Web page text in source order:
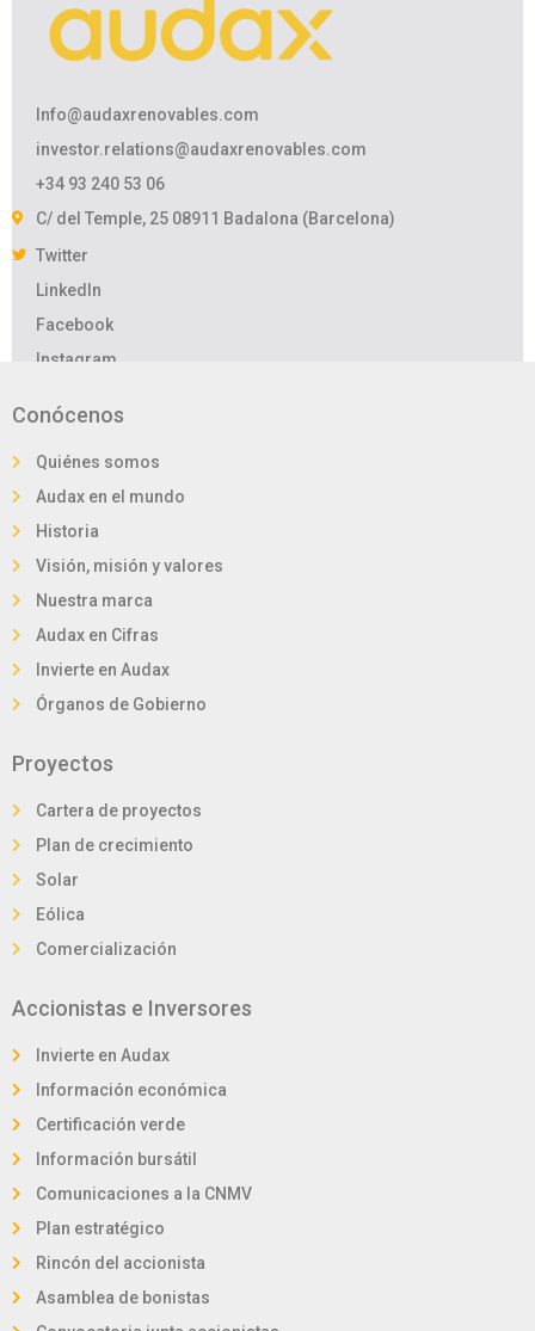
Info@audaxrenovables.com
investor.relations@audaxrenovables.com
+34 93 240 53 06
C/ del Temple, 25 08911 Badalona (Barcelona)
Twitter
LinkedIn
Facebook
Instagram
Conócenos
Quiénes somos
Audax en el mundo
Historia
Visión, misión y valores
Nuestra marca
Audax en Cifras
Invierte en Audax
Órganos de Gobierno
Proyectos
Cartera de proyectos
Plan de crecimiento
Solar
Eólica
Comercialización
Accionistas e Inversores
Invierte en Audax
Información económica
Certificación verde
Información bursátil
Comunicaciones a la CNMV
Plan estratégico
Rincón del accionista
Asamblea de bonistas